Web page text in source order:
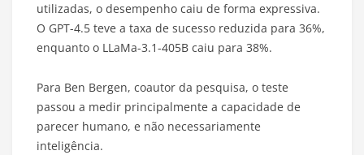
utilizadas, o desempenho caiu de forma expressiva.
O GPT-4.5 teve a taxa de sucesso reduzida para 36%,
enquanto o LLaMa-3.1-405B caiu para 38%.
Para Ben Bergen, coautor da pesquisa, o teste
passou a medir principalmente a capacidade de
parecer humano, e não necessariamente
inteligência.